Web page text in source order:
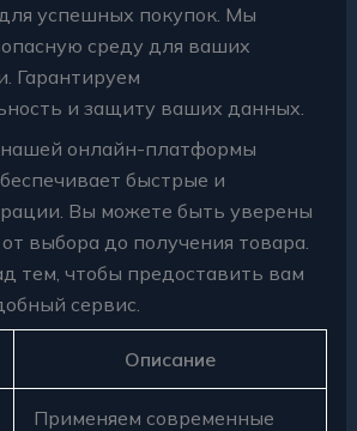
успешных покупок. Мы
среду для ваших
Гарантируем
и защиту ваших данных.
онлайн-платформы
быстрые и
Вы можете быть уверены
выбора до получения товара.
тем, чтобы предоставить вам
сервис.
Описание
Применяем современные